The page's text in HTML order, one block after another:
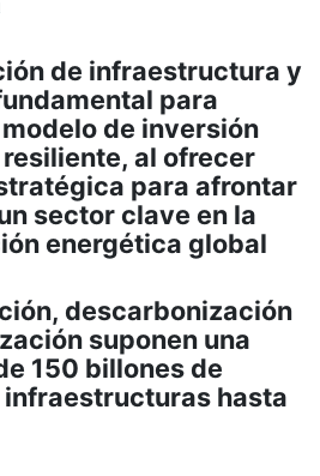
de infraestructura y
para
de inversión
al ofrecer
para afrontar
sector clave en la
energética global
descarbonización
suponen una
150 billones de
hasta